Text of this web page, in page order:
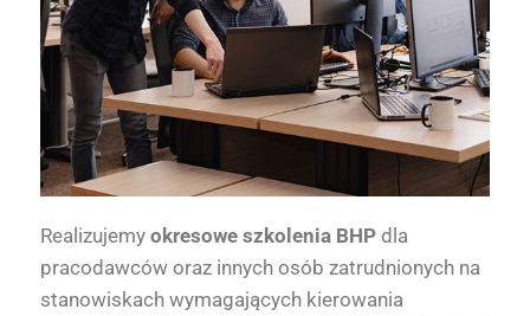
Realizujemy okresowe szkolenia BHP dla
pracodawców oraz innych osób zatrudnionych na
stanowiskach wymagających kierowania